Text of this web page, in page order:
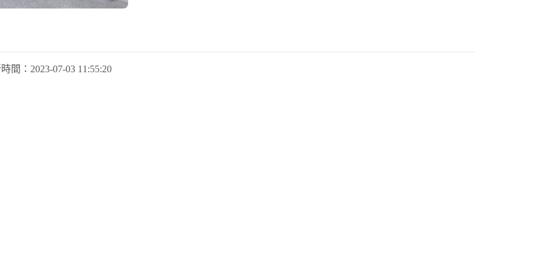
間： 2023-07-03 11:55:20